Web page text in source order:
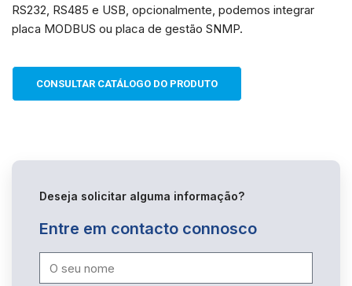
RS232, RS485 e USB, opcionalmente, podemos integrar
placa MODBUS ou placa de gestão SNMP.
CONSULTAR CATÁLOGO DO PRODUTO
Deseja solicitar alguma informação?
Entre em contacto connosco